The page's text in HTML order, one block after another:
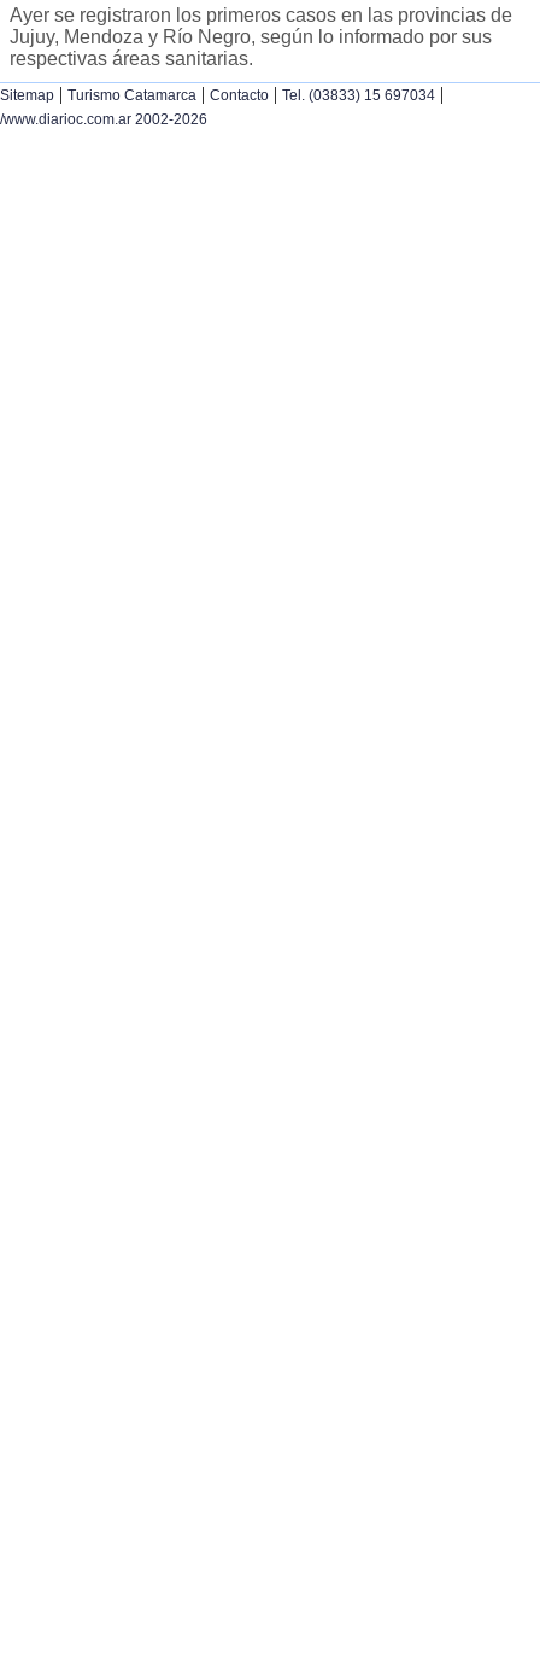
Ayer se registraron los primeros casos en las provincias de
Jujuy, Mendoza y Río Negro, según lo informado por sus
respectivas áreas sanitarias.
Sitemap | Turismo Catamarca | Contacto | Tel. (03833) 15 697034 |
/www.diarioc.com.ar 2002-2026